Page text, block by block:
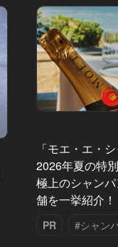
「モエ・エ・
2026年夏の特
極上のシャン
舗を一挙紹介！
PR #シャン